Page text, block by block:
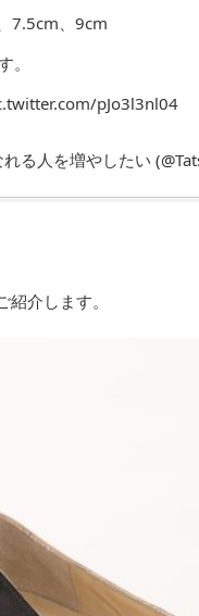
7.5cm、9cm
。
pJo3l3nl04
る人を増やしたい
介します。